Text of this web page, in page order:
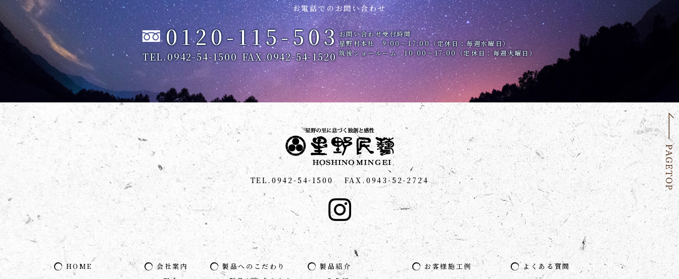
お電話でのお問い合わせ
0120-115-503
TEL.0942-54-1500 FAX.0942-54-1520
お問い合わせ受付時間
星野村本社 9:00～17:00（定休日：毎週水曜日）
筑後ショールーム 10:00～17:00（定休日：毎週火曜日）
TEL.0942-54-1500 FAX.0943-52-2724
HOME
会社案内
製品へのこだわり
製品紹介
お客様施工例 よくある質問